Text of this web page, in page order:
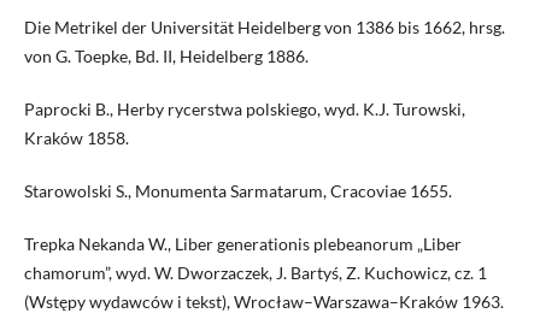
Die Metrikel der Universität Heidelberg von 1386 bis 1662, hrsg.
von G. Toepke, Bd. II, Heidelberg 1886.
Paprocki B., Herby rycerstwa polskiego, wyd. K.J. Turowski,
Kraków 1858.
Starowolski S., Monumenta Sarmatarum, Cracoviae 1655.
Trepka Nekanda W., Liber generationis plebeanorum „Liber
chamorum”, wyd. W. Dworzaczek, J. Bartyś, Z. Kuchowicz, cz. 1
(Wstępy wydawców i tekst), Wrocław–Warszawa–Kraków 1963.